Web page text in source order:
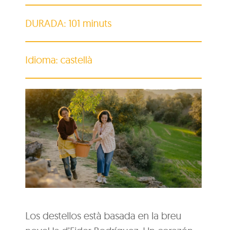
DURADA: 101 minuts
Idioma: castellà
Los destellos està basada en la breu